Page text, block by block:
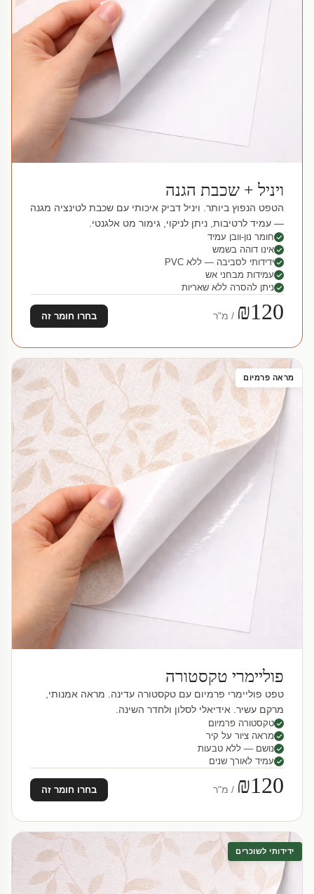
ויניל + שכבת הגנה
הטפט הנפוץ ביותר. ויניל דביק איכותי עם שכבת לטינציה מגנה
— עמיד לרטיבות, ניתן לניקוי, גימור מט אלגנטי.
חומר נון-וובן עמיד
אינו דוהה בשמש
ידידותי לסביבה — ללא PVC
עמידות מבחני אש
ניתן להסרה ללא שאריות
₪120 / מ"ר בחרו חומר זה
מראה פרמיום
פוליימרי טקסטורה
טפט פוליימרי פרמיום עם טקסטורה עדינה. מראה אמנותי,
מרקם עשיר. אידיאלי לסלון ולחדר השינה.
טקסטורה פרמיום
מראה ציור על קיר
נושם — ללא טבעות
עמיד לאורך שנים
₪120 / מ"ר בחרו חומר זה
ידידותי לשוכרים